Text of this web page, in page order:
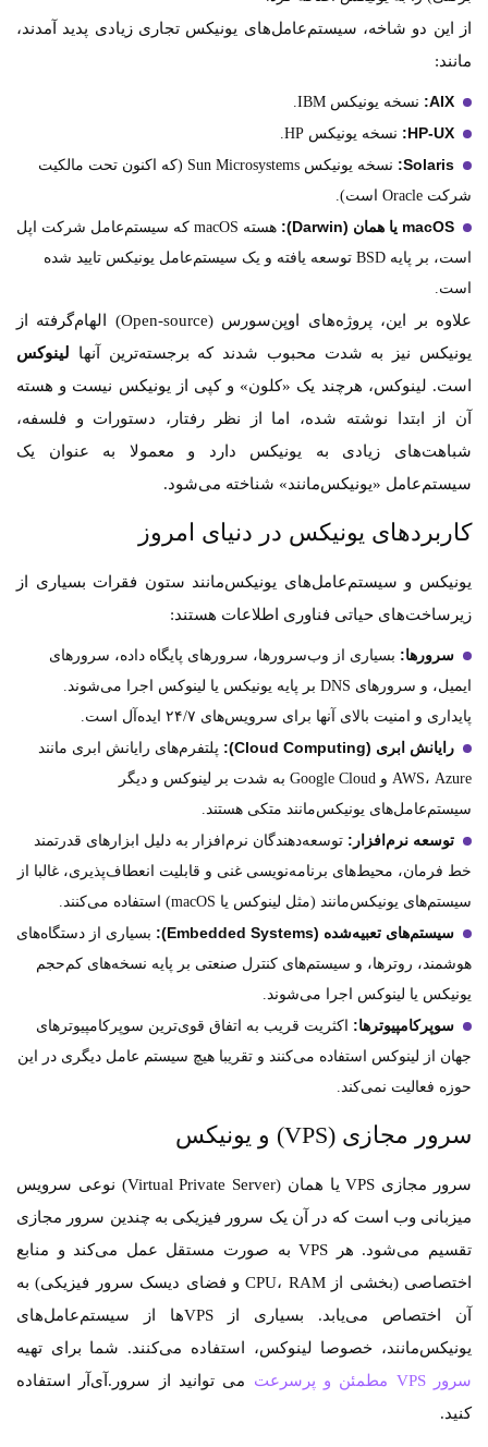
از این دو شاخه، سیستم‌عامل‌های یونیکس تجاری زیادی پدید آمدند،
مانند:
AIX: نسخه یونیکس IBM.
HP-UX: نسخه یونیکس HP.
Solaris:
نسخه یونیکس Sun Microsystems (که اکنون تحت مالکیت
شرکت Oracle است).
macOS یا همان (Darwin):
هسته macOS که سیستم‌عامل شرکت اپل
است، بر پایه BSD توسعه یافته و یک سیستم‌عامل یونیکس تایید شده
است.
علاوه بر این، پروژه‌های اوپن‌سورس (Open-source) الهام‌گرفته از
یونیکس نیز به شدت محبوب شدند که برجسته‌ترین آنها لینوکس
است. لینوکس، هرچند یک «کلون» و کپی از یونیکس نیست و هسته
آن از ابتدا نوشته شده، اما از نظر رفتار، دستورات و فلسفه،
شباهت‌های زیادی به یونیکس دارد و معمولا به عنوان یک
سیستم‌عامل «یونیکس‌مانند» شناخته می‌شود.
کاربردهای یونیکس در دنیای امروز
یونیکس و سیستم‌عامل‌های یونیکس‌مانند ستون فقرات بسیاری از
زیرساخت‌های حیاتی فناوری اطلاعات هستند:
سرورها: بسیاری از وب‌سرورها، سرورهای پایگاه داده، سرورهای
ایمیل، و سرورهای DNS بر پایه یونیکس یا لینوکس اجرا می‌شوند.
پایداری و امنیت بالای آنها برای سرویس‌های ۲۴/۷ ایده‌آل است.
رایانش ابری (Cloud Computing):
پلتفرم‌های رایانش ابری مانند
AWS، Azure و Google Cloud به شدت بر لینوکس و دیگر
سیستم‌عامل‌های یونیکس‌مانند متکی هستند.
توسعه نرم‌افزار: توسعه‌دهندگان نرم‌افزار به دلیل ابزارهای قدرتمند
خط فرمان، محیط‌های برنامه‌نویسی غنی و قابلیت انعطاف‌پذیری، غالبا از
سیستم‌های یونیکس‌مانند (مثل لینوکس یا macOS) استفاده می‌کنند.
سیستم‌های تعبیه‌شده (Embedded Systems):
بسیاری از دستگاه‌های
هوشمند، روترها، و سیستم‌های کنترل صنعتی بر پایه نسخه‌های کم‌حجم
یونیکس یا لینوکس اجرا می‌شوند.
سوپرکامپیوترها: اکثریت قریب به اتفاق قوی‌ترین سوپرکامپیوترهای
جهان از لینوکس استفاده می‌کنند و تقریبا هیچ سیستم عامل دیگری در این
حوزه فعالیت نمی‌کند.
سرور مجازی (VPS) و یونیکس
سرور مجازی VPS یا همان (Virtual Private Server) نوعی سرویس
میزبانی وب است که در آن یک سرور فیزیکی به چندین سرور مجازی
تقسیم می‌شود. هر VPS به صورت مستقل عمل می‌کند و منابع
اختصاصی (بخشی از CPU، RAM و فضای دیسک سرور فیزیکی) به
آن اختصاص می‌یابد. بسیاری از VPS‌ها از سیستم‌عامل‌های
یونیکس‌مانند، خصوصا لینوکس، استفاده می‌کنند. شما برای تهیه
سرور VPS مطمئن و پرسرعت
می توانید از سرور.آی‌آر استفاده
کنید.